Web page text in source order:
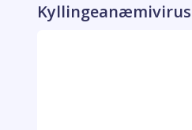
Kyllingeanæmivirus